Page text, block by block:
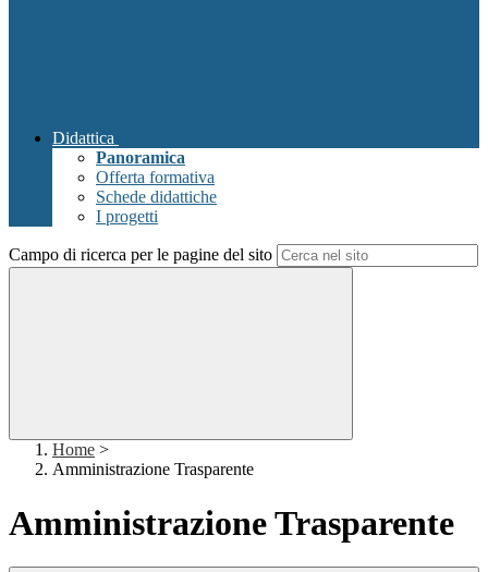
Didattica
Panoramica
Offerta formativa
Schede didattiche
I progetti
Campo di ricerca per le pagine del sito
Home >
Amministrazione Trasparente
Amministrazione Trasparente